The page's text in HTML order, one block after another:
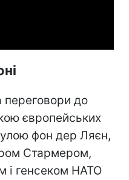
переговори до
європейських
фон дер Ляєн,
Стармером,
і генсеком НАТО